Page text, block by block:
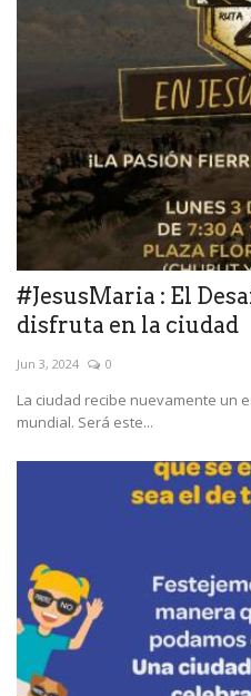
#JesusMaria : El
disfruta en la ciudad
Jun 3, 2024 0
La ciudad recibe nuevamente un
mundial. Será este...